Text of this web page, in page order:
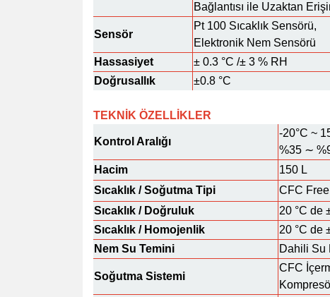
Bağlantısı ile Uzaktan
Sensör
Pt 100 Sıcaklık Sensörü,
Elektronik Nem Sensörü
Hassasiyet
± 0.3 °C /± 3 % RH
Doğrusallık
±0.8 °C
TEKNİK ÖZELLİKLER
Kontrol Aralığı
-20°C ~
%35 ∼
Hacim
150 L
Sıcaklık / Soğutma Tipi
CFC
Sıcaklık / Doğruluk
20 °C de
Sıcaklık / Homojenlik
20 °C de
Nem Su Temini
Dahili Su
Soğutma Sistemi
CFC